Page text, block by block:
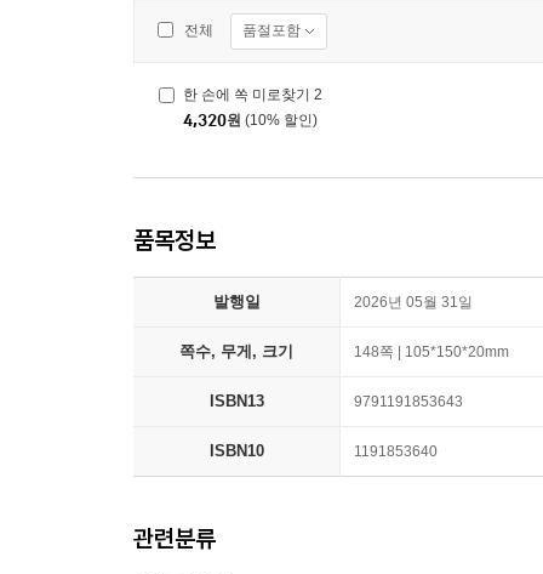
전체 품절포함
한 손에 쏙 미로찾기 2
4,320원 (10% 할인)
품목정보
발행일 2026년 05월 31일
쪽수, 무게, 크기 148쪽 | 105*150*20mm
ISBN13 9791191853643
ISBN10 1191853640
관련분류